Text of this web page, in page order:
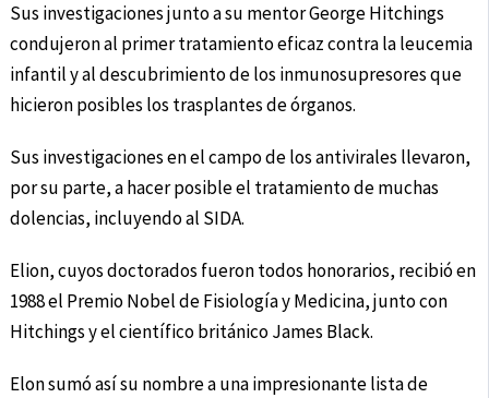
Sus investigaciones junto a su mentor George Hitchings
condujeron al primer tratamiento eficaz contra la leucemia
infantil y al descubrimiento de los inmunosupresores que
hicieron posibles los trasplantes de órganos.
Sus investigaciones en el campo de los antivirales llevaron,
por su parte, a hacer posible el tratamiento de muchas
dolencias, incluyendo al SIDA.
Elion, cuyos doctorados fueron todos honorarios, recibió en
1988 el Premio Nobel de Fisiología y Medicina, junto con
Hitchings y el científico británico James Black.
Elon sumó así su nombre a una impresionante lista de